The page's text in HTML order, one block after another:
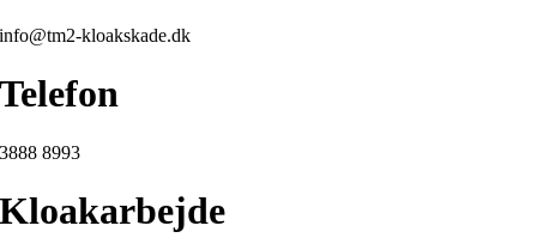
info@tm2-kloakskade.dk
Telefon
3888 8993
Kloakarbejde